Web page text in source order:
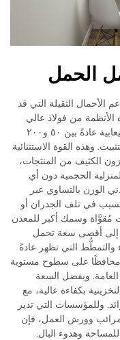
الحمل
الأحمال الثقيلة التي قد
من فولاذ عالي
الجودة أو ألمنيوم مقوى، وتتراوح قدرتها الاستيعابية عادةً بين ٥٠ و٢٠٠
وهذه القوة الاستثنائية
الكثيف من المنتجات،
الحجمية دون أي
الوزن بالتساوي عبر
يتسبب في تلف الجدران أو
مُقوَّاة وسمك أكبر للمعدن
إلى أقصى سعة تحمل
والتمطُّط التي تظهر عادةً
على سطوح مستوية
وبفضل السعة
بكفاءة عالية، مع
وللمؤسسات التي تدير
وورش العمل، فإن
وهدوء البال.